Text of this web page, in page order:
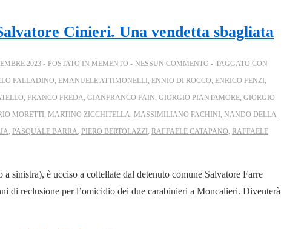
Cinieri. Una vendetta sbagliata
2023 POSTATO IN MEMENTO NESSUN COMMENTO
TAGGATO CON
PALLADINO, EMANUELE ATTIMONELLI , ENNIO DI ROCCO, ENRICO FENZI ,
, FRANCO FREDA, GIANFRANCO FAIN, GIORGIO PIANTAMORE, GIORGIO
MORETTI , MARTINO ZICCHITELLA, MASSIMILIANO FACHINI , NANDO DELLA
, PASQUALE BARRA, PIERO BERTOLAZZI , RAFFAELE CATAPANO, RAFFAELE
sinistra), è ucciso a coltellate dal detenuto comune Salvatore Farre
di reclusione per l’omicidio dei due carabinieri a Moncalieri. Diventerà